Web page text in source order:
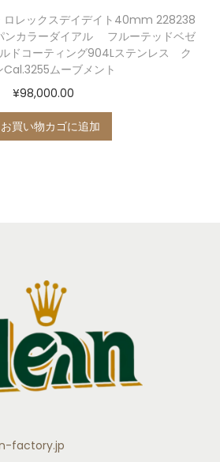
ロレックスデイデイト40mm 228238
ンカラーダイアル フルーテッドベゼ
ドコーティング904Lステンレス ク
Cal.3255ムーブメント
¥98,000.00
お買い物カゴに追加
factory.jp